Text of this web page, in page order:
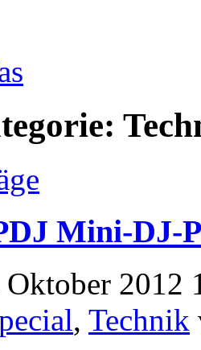
Mini-DJ-
Oktober 2012
, Technik